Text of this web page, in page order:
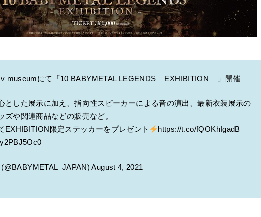
museumにて「10 BABYMETAL LEGENDS – EXHIBITION – 」開催
とした展示に加え、指向性スピーカーによる音の演出、最新衣装展示の
ズや関連商品などの販売など。
EXHIBITION限定ステッカーをプレゼント
https://t.co/fQOKhIgadB
August 4, 2021